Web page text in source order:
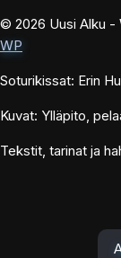
© 2026 Uusi Alku -
WP
Soturikissat: Erin
Kuvat: Ylläpito,
Tekstit, tarinat ja